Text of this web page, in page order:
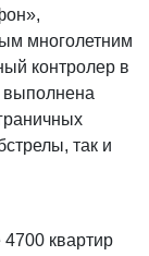
многолетним
контролер в
выполнена
так и
4700 квартир